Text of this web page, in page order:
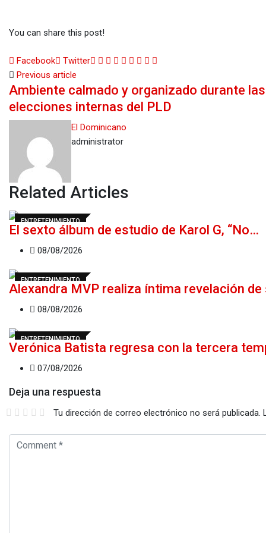
You can share this post!
Facebook Twitter Google+
LinkedIn
Whatsapp
StumbleUpon
Tumblr
Pinterest
Reddit
Share
Email
Previous article
Ambiente calmado y organizado durante las
elecciones internas del PLD
El Dominicano
administrator
Related Articles
ENTRETENIMIENTO
El sexto álbum de estudio de Karol G, “No…
08/08/2026
ENTRETENIMIENTO
Alexandra MVP realiza íntima revelación de
08/08/2026
ENTRETENIMIENTO
Verónica Batista regresa con la tercera
07/08/2026
Deja una respuesta
Tu dirección de correo electrónico no será publicada.